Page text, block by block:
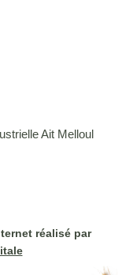
Ait Melloul
réalisé par